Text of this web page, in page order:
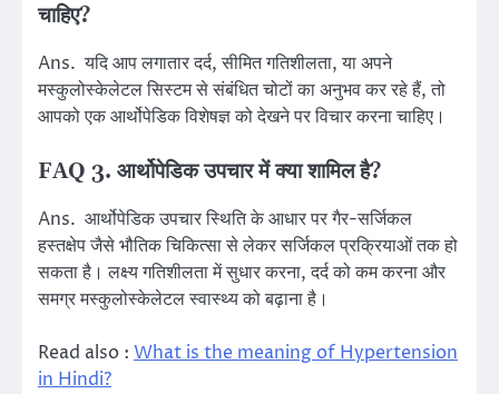
चाहिए?
Ans. यदि आप लगातार दर्द, सीमित गतिशीलता, या अपने
मस्कुलोस्केलेटल सिस्टम से संबंधित चोटों का अनुभव कर रहे हैं, तो
आपको एक आर्थोपेडिक विशेषज्ञ को देखने पर विचार करना चाहिए।
FAQ 3. आर्थोपेडिक उपचार में क्या शामिल है?
Ans. आर्थोपेडिक उपचार स्थिति के आधार पर गैर-सर्जिकल
हस्तक्षेप जैसे भौतिक चिकित्सा से लेकर सर्जिकल प्रक्रियाओं तक हो
सकता है। लक्ष्य गतिशीलता में सुधार करना, दर्द को कम करना और
समग्र मस्कुलोस्केलेटल स्वास्थ्य को बढ़ाना है।
Read also : What is the meaning of Hypertension
in Hindi?